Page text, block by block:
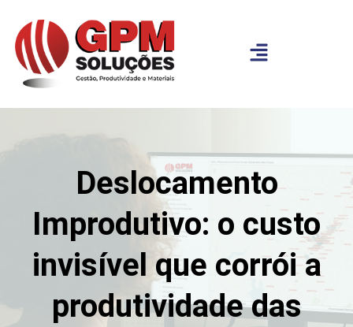
Deslocamento
Improdutivo: o custo
invisível que corrói a
produtividade das